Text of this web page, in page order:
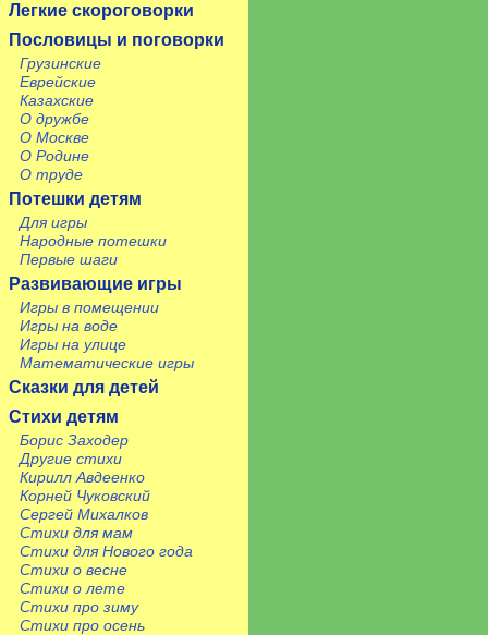
Легкие скороговорки
Пословицы и поговорки
Грузинские
Еврейские
Казахские
О дружбе
О Москве
О Родине
О труде
Потешки детям
Для игры
Народные потешки
Первые шаги
Развивающие игры
Игры в помещении
Игры на воде
Игры на улице
Математические игры
Сказки для детей
Стихи детям
Борис Заходер
Другие стихи
Кирилл Авдеенко
Корней Чуковский
Сергей Михалков
Стихи для мам
Стихи для Нового года
Стихи о весне
Стихи о лете
Стихи про зиму
Стихи про осень